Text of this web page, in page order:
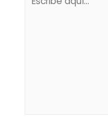
aquí...